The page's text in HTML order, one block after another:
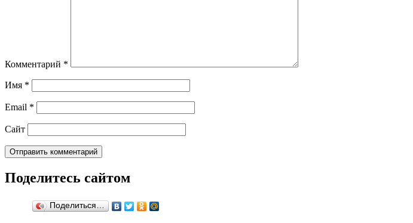
Комментарий *
Имя *
Email *
Сайт
Поделитесь сайтом
Поделиться…